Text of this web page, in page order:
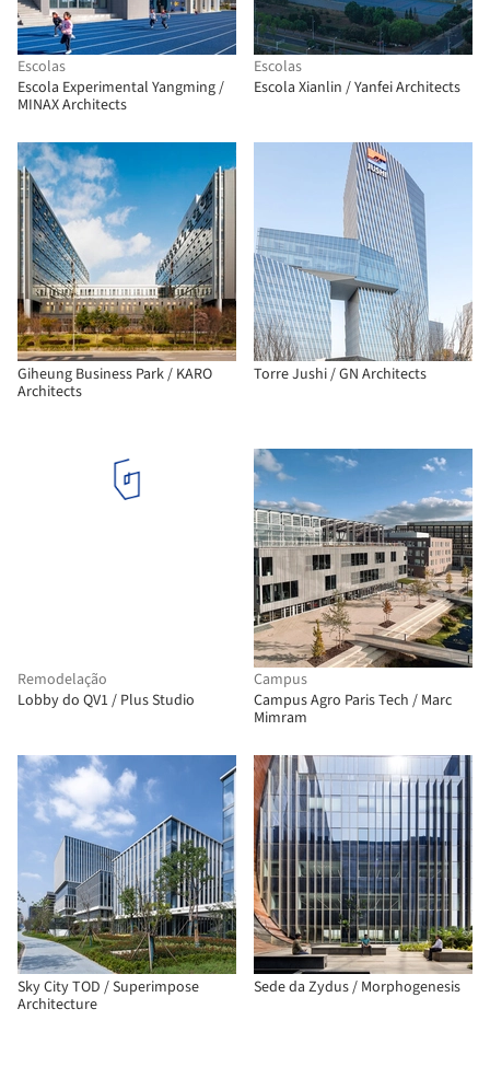
Escolas
Escola Experimental Yangming /
MINAX Architects
Escolas
Escola Xianlin / Yanfei Architects
Giheung Business Park / KARO
Architects
Torre Jushi / GN Architects
Remodelação
Lobby do QV1 / Plus Studio
Campus
Campus Agro Paris Tech / Marc
Mimram
Sky City TOD / Superimpose
Architecture
Sede da Zydus / Morphogenesis